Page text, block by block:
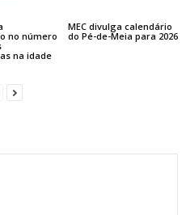
no número
na idade
MEC divulga calendário
do Pé-de-Meia para 2026